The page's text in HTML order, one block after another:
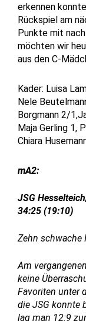
erkennen
Rückspiel am
Punkte mit
möchten wir
aus den C-
Kader: Luisa
Nele
Borgmann 2/
Maja Gerling 1,
Chiara
mA2:
JSG
34:25 (19:10)
Zehn schwache
Am
keine
Favoriten unter
die JSG konnte
lag man 12:9